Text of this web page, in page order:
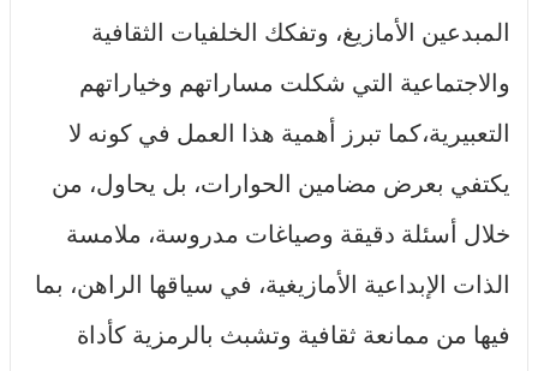
المبدعين الأمازيغ، وتفكك الخلفيات الثقافية
والاجتماعية التي شكلت مساراتهم وخياراتهم
التعبيرية،كما تبرز أهمية هذا العمل في كونه لا
يكتفي بعرض مضامين الحوارات، بل يحاول، من
خلال أسئلة دقيقة وصياغات مدروسة، ملامسة
الذات الإبداعية الأمازيغية، في سياقها الراهن، بما
فيها من ممانعة ثقافية وتشبث بالرمزية كأداة